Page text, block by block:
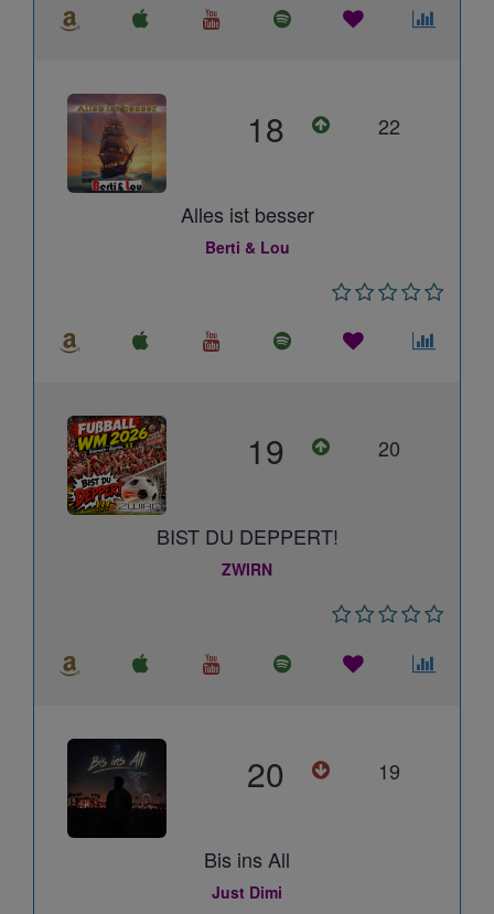
18 22
Alles ist besser
Berti & Lou
19 20
BIST DU DEPPERT!
ZWIRN
20 19
Bis ins All
Just Dimi